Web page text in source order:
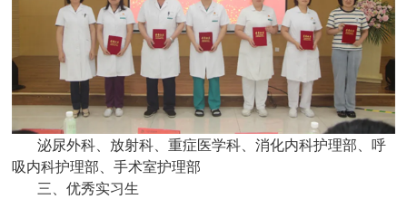
泌尿外科、放射科、重症医学科、消化内科护理部、呼
吸内科护理部、手术室护理部
三、优秀实习生